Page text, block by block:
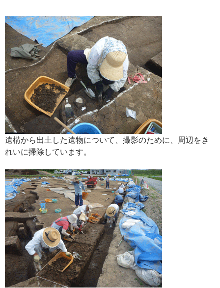
遺構から出土した遺物について、撮影のために、周辺をき
れいに掃除しています。